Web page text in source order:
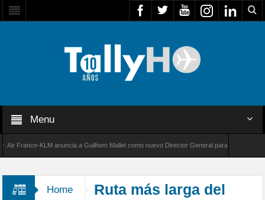
Menu
France-KLM anuncia a Guilhem Mallet como nuevo Director General para América Latina
Home
Ruta más larga del